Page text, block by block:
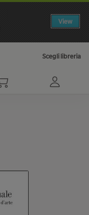
View
Scegli libreria